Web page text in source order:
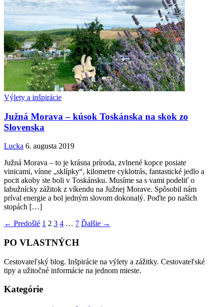
Výlety a inšpirácie
Južná Morava – kúsok Toskánska na skok zo
Slovenska
Lucka 6. augusta 2019
Južná Morava – to je krásna príroda, zvlnené kopce posiate
vinicami, vínne „sklípky“, kilometre cyklotrás, fantastické jedlo a
pocit akoby ste boli v Toskánsku. Musíme sa s vami podeliť o
labužnícky zážitok z víkendu na Južnej Morave. Spôsobil nám
príval energie a bol jedným slovom dokonalý. Poďte po našich
stopách […]
← Predošlé 1 2 3 4 … 7 Ďalšie →
PO VLASTNÝCH
Cestovateľský blog. Inšpirácie na výlety a zážitky. Cestovateľské
tipy a užitočné informácie na jednom mieste.
Kategórie